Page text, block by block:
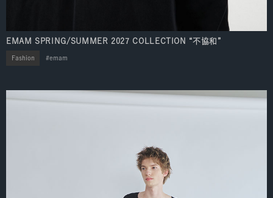
EMAM SPRING/SUMMER 2027 COLLECTION “不協和”
Fashion emam